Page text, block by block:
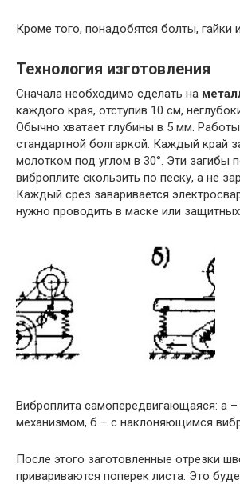
Кроме того, понадобятся болты, гайки
Технология изготовления
Сначала необходимо сделать на
каждого края, отступив 10 см,
Обычно хватает глубины в 5 мм.
стандартной болгаркой. Каждый край
молотком под углом в 30°. Эти загибы
виброплите скользить по песку, а не
Каждый срез заваривается
нужно проводить в маске или
Виброплита самопередвигающаяся: а
механизмом, б – с наклоняющимся
После этого заготовленные отрезки
привариваются поперек листа. Это